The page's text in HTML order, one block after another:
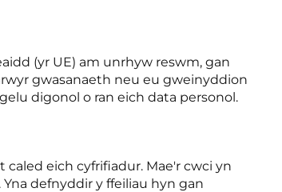
(yr UE) am unrhyw reswm, gan
gwasanaeth neu eu gweinyddion
digonol o ran eich data personol.
eich cyfrifiadur. Mae'r cwci yn
defnyddir y ffeiliau hyn gan